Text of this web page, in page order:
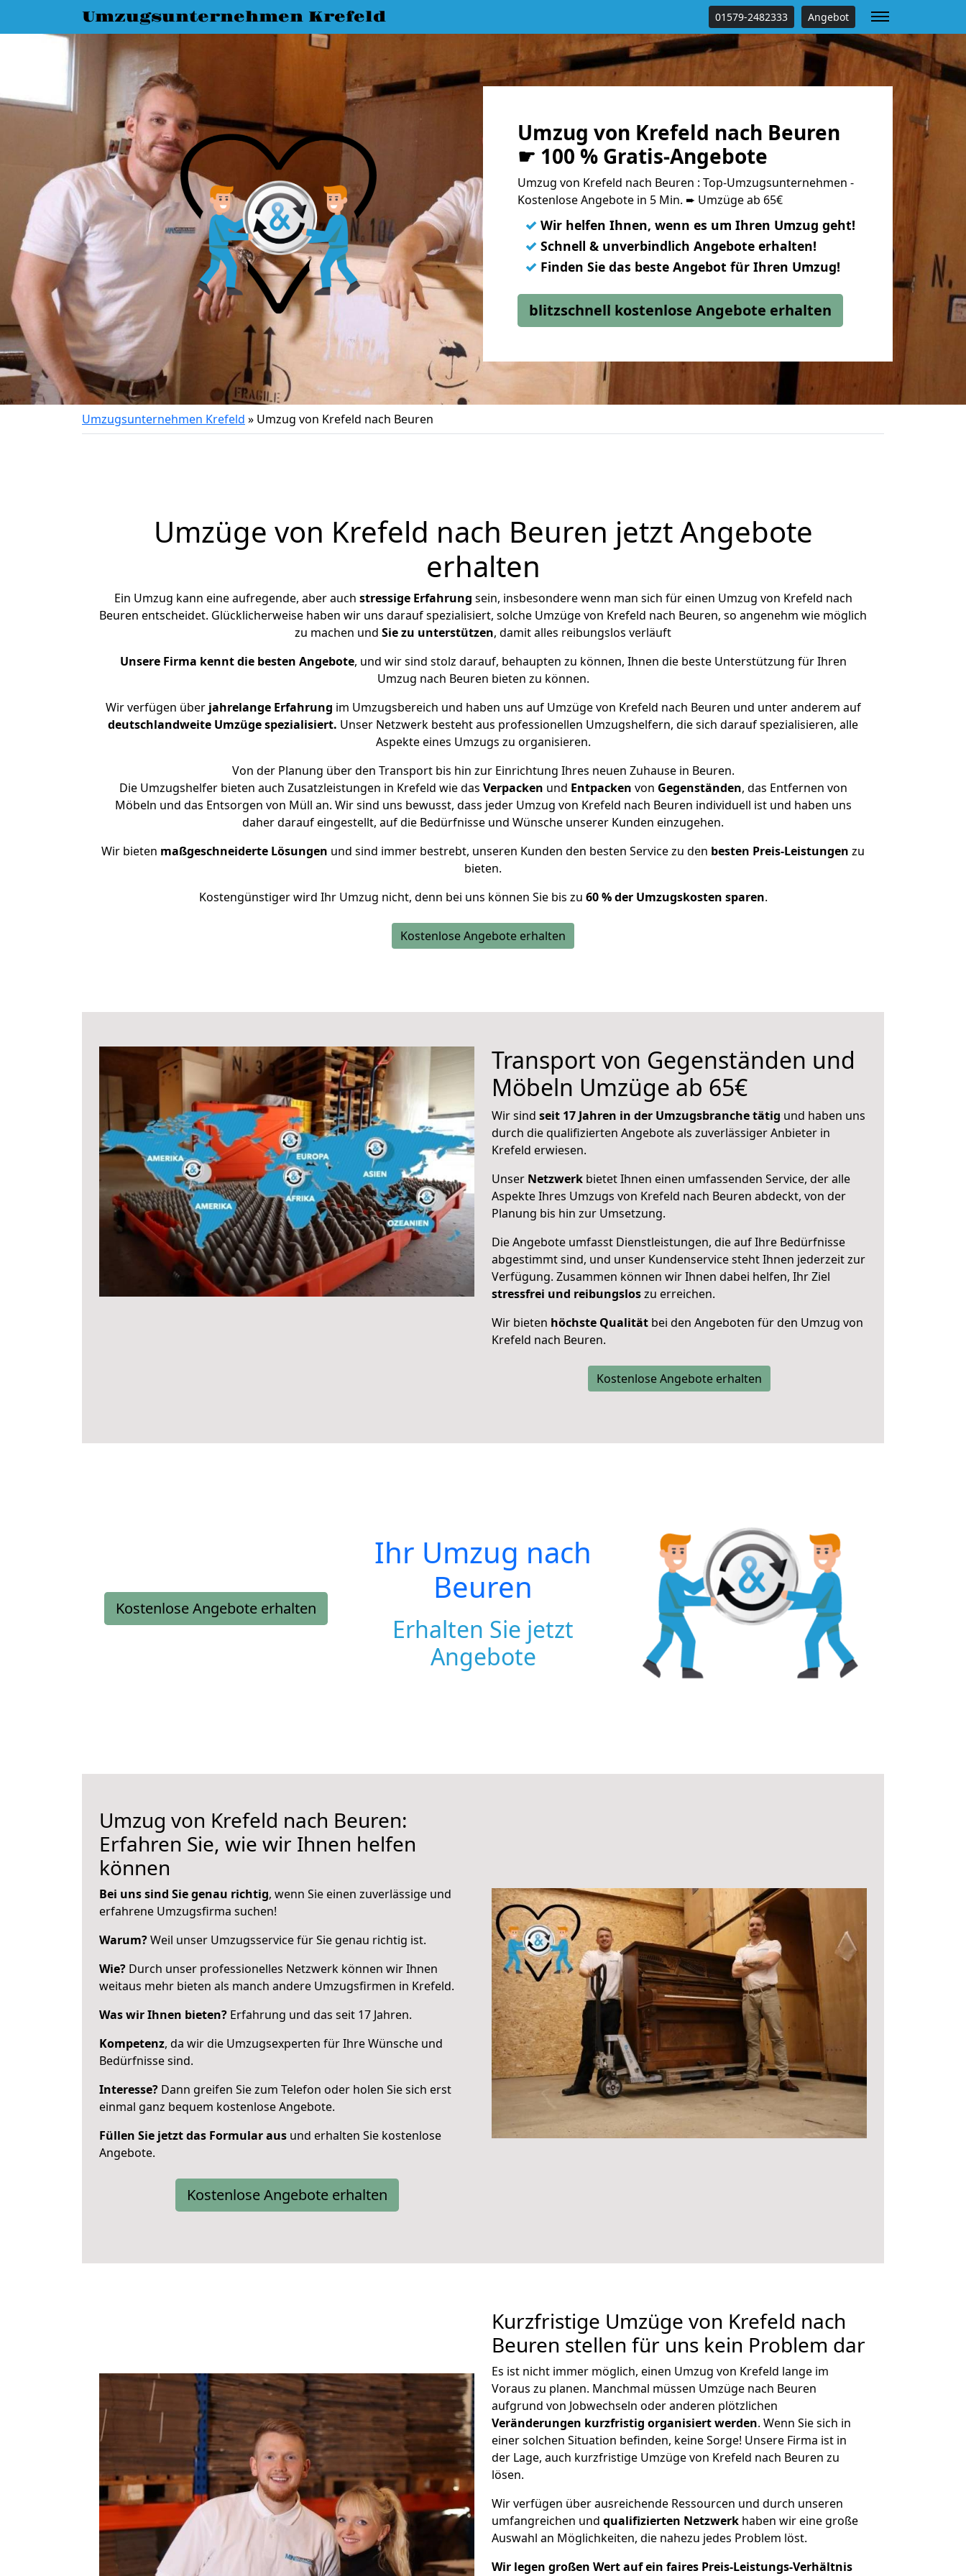
Umzugsunternehmen Krefeld 01579-2482333 Angebot
Umzug von Krefeld nach Beuren
☛ 100 % Gratis-Angebote
Umzug von Krefeld nach Beuren : Top-Umzugsunternehmen -
Kostenlose Angebote in 5 Min. ➨ Umzüge ab 65€
✓ Wir helfen Ihnen, wenn es um Ihren Umzug geht!
✓ Schnell & unverbindlich Angebote erhalten!
✓ Finden Sie das beste Angebot für Ihren Umzug!
blitzschnell kostenlose Angebote erhalten
Umzugsunternehmen Krefeld » Umzug von Krefeld nach Beuren
Umzüge von Krefeld nach Beuren jetzt Angebote
erhalten
Ein Umzug kann eine aufregende, aber auch stressige Erfahrung sein, insbesondere wenn man sich für einen Umzug von Krefeld nach
Beuren entscheidet. Glücklicherweise haben wir uns darauf spezialisiert, solche Umzüge von Krefeld nach Beuren, so angenehm wie möglich
zu machen und Sie zu unterstützen, damit alles reibungslos verläuft
Unsere Firma kennt die besten Angebote, und wir sind stolz darauf, behaupten zu können, Ihnen die beste Unterstützung für Ihren
Umzug nach Beuren bieten zu können.
Wir verfügen überjahrelange Erfahrung im Umzugsbereich und haben uns auf Umzüge von Krefeld nach Beuren und unter anderem auf
deutschlandweite Umzüge spezialisiert. Unser Netzwerk besteht aus professionellen Umzugshelfern, die sich darauf spezialisieren, alle
Aspekte eines Umzugs zu organisieren.
Von der Planung über den Transport bis hin zur Einrichtung Ihres neuen Zuhause in Beuren.
Die Umzugshelfer bieten auch Zusatzleistungen in Krefeld wie das Verpacken und Entpacken von Gegenständen, das Entfernen von
Möbeln und das Entsorgen von Müll an. Wir sind uns bewusst, dass jeder Umzug von Krefeld nach Beuren individuell ist und haben uns
daher darauf eingestellt, auf die Bedürfnisse und Wünsche unserer Kunden einzugehen.
Wir bieten maßgeschneiderte Lösungen und sind immer bestrebt, unseren Kunden den besten Service zu den besten Preis-Leistungen zu
bieten.
Kostengünstiger wird Ihr Umzug nicht, denn bei uns können Sie bis zu 60 % der Umzugskosten sparen.
Kostenlose Angebote erhalten
Transport von Gegenständen und
Möbeln Umzüge ab 65€
Wir sind seit 17 Jahren in der Umzugsbranche tätig und haben uns
durch die qualifizierten Angebote als zuverlässiger Anbieter in
Krefeld erwiesen.
Unser Netzwerk bietet Ihnen einen umfassenden Service, der alle
Aspekte Ihres Umzugs von Krefeld nach Beuren abdeckt, von der
Planung bis hin zur Umsetzung.
Die Angebote umfasst Dienstleistungen, die auf Ihre Bedürfnisse
abgestimmt sind, und unser Kundenservice steht Ihnen jederzeit zur
Verfügung. Zusammen können wir Ihnen dabei helfen, Ihr Ziel
stressfrei und reibungsloszu erreichen.
Wir bieten höchste Qualität bei den Angeboten für den Umzug von
Krefeld nach Beuren.
Kostenlose Angebote erhalten
Kostenlose Angebote erhalten
Ihr Umzug nach
Beuren
Erhalten Sie jetzt
Angebote
Umzug von Krefeld nach Beuren:
Erfahren Sie, wie wir Ihnen helfen
können
Bei uns sind Sie genau richtig, wenn Sie einen zuverlässige und
erfahrene Umzugsfirma suchen!
Warum?Weil unser Umzugsservice für Sie genau richtig ist.
Wie? Durch unser professionelles Netzwerk können wir Ihnen
weitaus mehr bieten als manch andere Umzugsfirmen in Krefeld.
Was wir Ihnen bieten? Erfahrung und das seit 17 Jahren.
Kompetenz, da wir die Umzugsexperten für Ihre Wünsche und
Bedürfnisse sind.
Interesse? Dann greifen Sie zum Telefon oder holen Sie sich erst
einmal ganz bequem kostenlose Angebote.
Füllen Sie jetzt das Formular aus und erhalten Sie kostenlose
Angebote.
Kostenlose Angebote erhalten
Kurzfristige Umzüge von Krefeld nach
Beuren stellen für uns kein Problem dar
Es ist nicht immer möglich, einen Umzug von Krefeld lange im
Voraus zu planen. Manchmal müssen Umzüge nach Beuren
aufgrund von Jobwechseln oder anderen plötzlichen
Veränderungen kurzfristig organisiert werden. Wenn Sie sich in
einer solchen Situation befinden, keine Sorge! Unsere Firma ist in
der Lage, auch kurzfristige Umzüge von Krefeld nach Beuren zu
lösen.
Wir verfügen über ausreichende Ressourcen und durch unseren
umfangreichen und qualifizierten Netzwerk haben wir eine große
Auswahl an Möglichkeiten, die nahezu jedes Problem löst.
Wir legen großen Wert auf ein faires Preis-Leistungs-Verhältnis